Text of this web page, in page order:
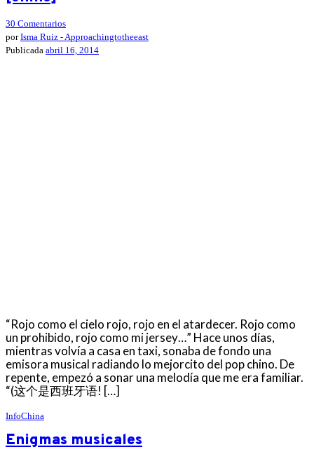
30 Comentarios
porIsma Ruiz - Approachingtotheeast
Publicada abril 16, 2014
“Rojo como el cielo rojo, rojo en el atardecer. Rojo como
un prohibido, rojo como mi jersey…” Hace unos días,
mientras volvía a casa en taxi, sonaba de fondo una
emisora musical radiando lo mejorcito del pop chino. De
repente, empezó a sonar una melodía que me era familiar.
“(这个是西班牙语! […]
InfoChina
Enigmas musicales